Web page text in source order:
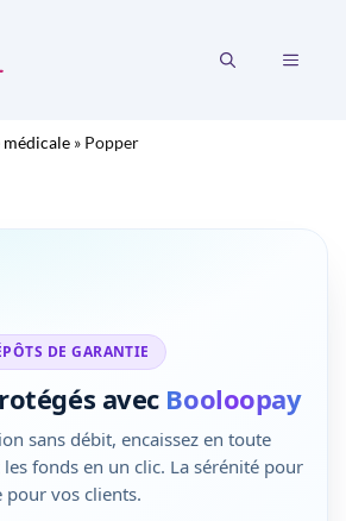
MENU
médicale » Popper
DE GARANTIE
avec Booloopay
sans débit, encaissez en toute
fonds en un clic. La sérénité pour
pour vos clients.